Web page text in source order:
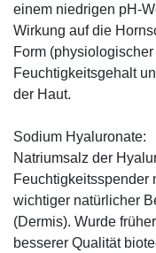
einem niedrigen pH-
Wirkung auf die
Form
Feuchtigkeitsgehalt
der Haut.
Sodium Hyaluronate:
Natriumsalz der
Feuchtigkeitsspender
wichtiger natürlicher
(Dermis). Wurde
besserer Qualität